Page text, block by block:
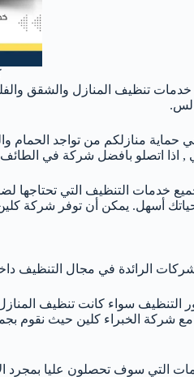
تنظيف المنازل والشقق
حماية منازلكم من تواجد الحمام
اذا اتصلو بافضل شركة في
خدمات التنظيف التي تحتاجها
أسهل. يمكن أن توفر شركة
الرائدة في مجال التنظيف
التنظيف سواء كانت تنظيف
مع شركة الخبراء كلين حيث نقوم
التي سوف تحصلون عليا بمجرد